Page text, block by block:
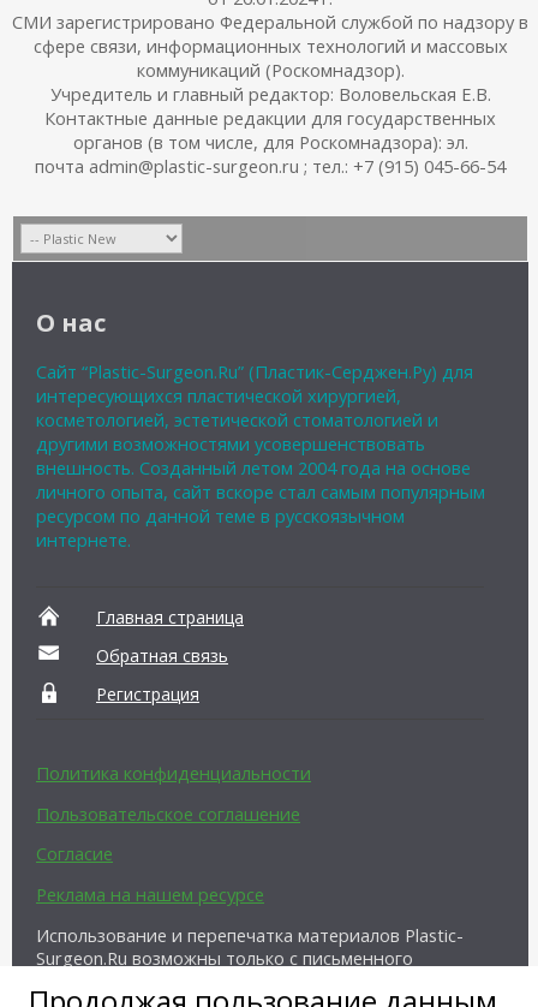
СМИ зарегистрировано Федеральной службой по надзору в
сфере связи, информационных технологий и массовых
коммуникаций (Роскомнадзор).
Учредитель и главный редактор: Воловельская Е.В.
Контактные данные редакции для государственных
органов (в том числе, для Роскомнадзора): эл.
почта admin@plastic-surgeon.ru ; тел.: +7 (915) 045-66-54
О нас
Сайт “Plastic-Surgeon.Ru” (Пластик-Серджен.Ру) для
интересующихся пластической хирургией,
косметологией, эстетической стоматологией и
другими возможностями усовершенствовать
внешность. Созданный летом 2004 года на основе
личного опыта, сайт вскоре стал самым популярным
ресурсом по данной теме в русскоязычном
интернете.
Главная страница
Обратная связь
Регистрация
Политика конфиденциальности
Пользовательское соглашение
Согласие
Реклама на нашем ресурсе
Использование и перепечатка материалов Plastic-
Surgeon.Ru возможны только с письменного